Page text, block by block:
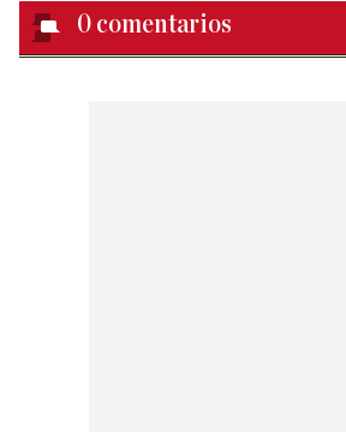
0 comentarios